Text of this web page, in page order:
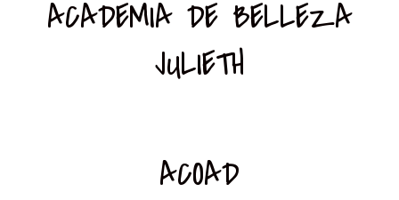
ACADEMIA DE BELLEZA
JULIETH
ACOAD